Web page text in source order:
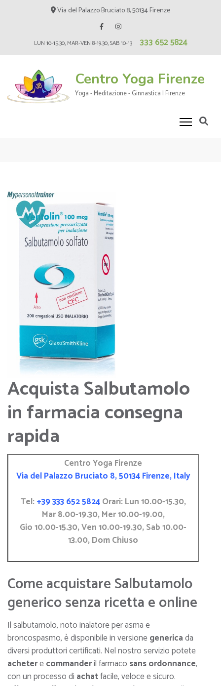
Enter)
Via del Palazzo Bruciato 8, 50134 Firenze
LUN 10-15.30, MAR-VEN 8-19.30, SAB 10-13 333 652 5824
Centro Yoga Firenze
Yoga - Meditazione - Ginnastica | Firenze
Acquista Salbutamolo
in farmacia consegna
rapida
Centro Yoga Firenze
Via del Palazzo Bruciato 8, 50134 Firenze, Italy
Tel:+39 333 652 5824Orari: Lun 10.00-15.30,
Mar 8.00-19.30, Mer 10.00-19.00,
Gio 10.00-15.30, Ven 10.00-19.30, Sab 10.00-
13.00, Dom Chiuso
Come acquistare Salbutamolo
generico senza ricetta e online
Il salbutamolo, noto inalatore per asma e
broncospasmo, è disponibile in versionegenericada
diversi produttori certificati. Nel nostro servizio potete
acheterecommanderil farmaco sans ordonnance,
con un processo di achatfacile, veloce e sicuro.